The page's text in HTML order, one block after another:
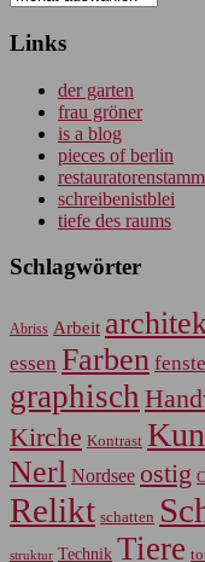
Links
der garten
frau gröner
is a blog
pieces of berlin
schreibenistblei
tiefe des raums
Schlagwörter
Abriss Arbeit
essen Farben
graphisch
Kirche Kontrast
Nerl Nordsee ostig
Relikt schatten
struktur Technik Tiere